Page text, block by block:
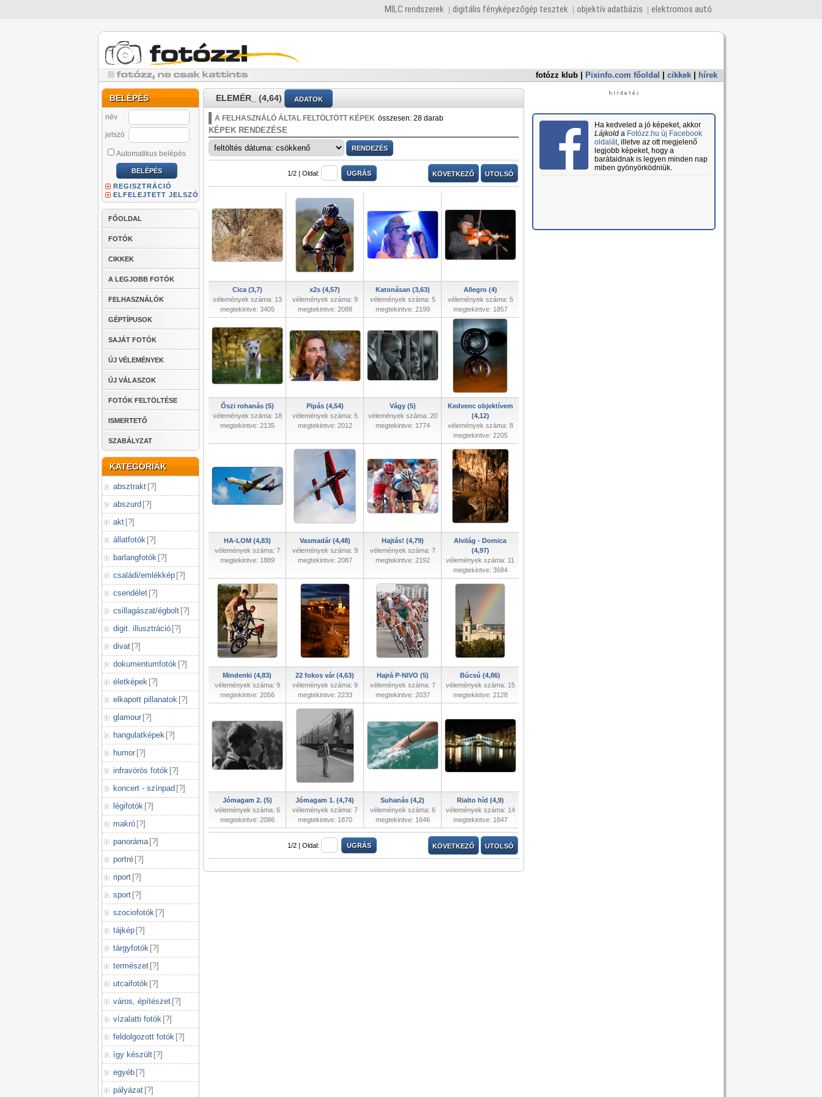
MILC rendszerek digitális fényképezőgép tesztek objektív adatbázis elektromos autó
fotózz klub Pixinfo.com főoldal cikkek hírek
BELÉPÉS
név
jelszó
Automatikus belépés
REGISZTRÁCIÓ
ELFELEJTETT JELSZÓ
FŐOLDAL
FOTÓK
CIKKEK
A LEGJOBB FOTÓK
FELHASZNÁLÓK
GÉPTÍPUSOK
SAJÁT FOTÓK
ÚJ VÉLEMÉNYEK
ÚJ VÁLASZOK
FOTÓK FELTÖLTÉSE
ISMERTETŐ
SZABÁLYZAT
KATEGÓRIÁK
absztrakt [?]
abszurd [?]
akt [?]
állatfotók [?]
barlangfotók [?]
családi/emlékkép [?]
csendélet [?]
csillagászat/égbolt [?]
digit. illusztráció [?]
divat [?]
dokumentumfotók [?]
életképek [?]
elkapott pillanatok [?]
glamour [?]
hangulatképek [?]
humor [?]
infravörös fotók [?]
koncert - színpad [?]
légifotók [?]
makró [?]
panoráma [?]
portré [?]
riport [?]
sport [?]
szociofotók [?]
tájkép [?]
tárgyfotók [?]
természet [?]
utcaifotók [?]
város, építészet [?]
vízalatti fotók [?]
feldolgozott fotók [?]
így készült [?]
egyéb [?]
pályázat [?]
ELEMÉR_ (4,64) ADATOK
A FELHASZNÁLÓ ÁLTAL FELTÖLTÖTT KÉPEK összesen: 28 darab
KÉPEK RENDEZÉSE
1/2 | Oldal: KÖVETKEZŐ UTOLSÓ
Cica (3,7)
vélemények száma: 13
megtekintve: 3405
x2s (4,57)
vélemények száma: 9
megtekintve: 2088
Katonásan (3,63)
vélemények száma: 5
megtekintve: 2199
Allegro (4)
vélemények száma: 5
megtekintve: 1857
Őszi rohanás (5)
vélemények száma: 18
megtekintve: 2135
Pipás (4,54)
vélemények száma: 5
megtekintve: 2012
Vágy (5)
vélemények száma: 20
megtekintve: 1774
Kedvenc objektívem
(4,12)
vélemények száma: 8
megtekintve: 2205
HA-LOM (4,83)
vélemények száma: 7
megtekintve: 1889
Vasmadár (4,48)
vélemények száma: 9
megtekintve: 2087
Hajtás! (4,79)
vélemények száma: 7
megtekintve: 2192
Alvilág - Domica
(4,97)
vélemények száma: 11
megtekintve: 3684
Mindenki (4,83)
vélemények száma: 9
megtekintve: 2056
22 fokos vár (4,63)
vélemények száma: 9
megtekintve: 2233
Hajrá P-NIVO (5)
vélemények száma: 7
megtekintve: 2037
Búcsú (4,86)
vélemények száma: 15
megtekintve: 2128
Jómagam 2. (5)
vélemények száma: 6
megtekintve: 2086
Jómagam 1. (4,74)
vélemények száma: 7
megtekintve: 1870
Suhanás (4,2)
vélemények száma: 6
megtekintve: 1646
Rialto híd (4,9)
vélemények száma: 14
megtekintve: 1847
1/2 | Oldal: KÖVETKEZŐ UTOLSÓ
Ha kedveled a jó képeket, akkor
Lájkolda Fotózz.hu új Facebook
oldalát, illetve az ott megjelenő
legjobb képeket, hogy a
barátaidnak is legyen minden nap
miben gyönyörködniük.